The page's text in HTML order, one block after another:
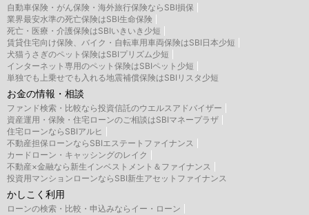
自動車保険・がん保険・海外旅行保険ならSBI損保
業界最安水準の死亡保険はSBI生命保険
死亡・医療・介護保険はSBIいきいき少短
賃貸住宅向け保険、バイク・自転車用車両保険はSBI日本少短
犬猫うさぎのペット保険はSBIプリズム少短
インターネット専用のペット保険はSBIペット少短
単独でも上乗せでも入れる地震補償保険はSBIリスタ少短
お金の情報・相談
ファンド検索・比較なら投資信託のウエルスアドバイザー
資産運用・保険・住宅ローンのご相談はSBIマネープラザ
住宅ローンならSBIアルヒ
不動産担保ローンならSBIエステートファイナンス
カードローン・キャッシングのレイク
不動産×金融なら新生インベストメント＆ファイナンス
投資用マンションローンならSBI新生アセットファイナンス
かしこく利用
ローンの検索・比較・申込みならイー・ローン